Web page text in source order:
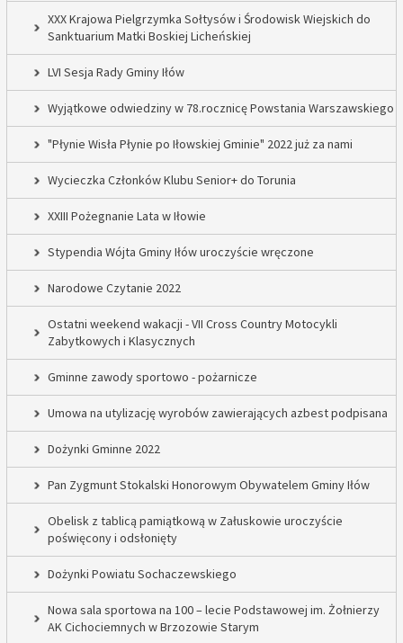
XXX Krajowa Pielgrzymka Sołtysów i Środowisk Wiejskich do
Sanktuarium Matki Boskiej Licheńskiej
LVI Sesja Rady Gminy Iłów
Wyjątkowe odwiedziny w 78.rocznicę Powstania Warszawskiego
"Płynie Wisła Płynie po Iłowskiej Gminie" 2022 już za nami
Wycieczka Członków Klubu Senior+ do Torunia
XXIII Pożegnanie Lata w Iłowie
Stypendia Wójta Gminy Iłów uroczyście wręczone
Narodowe Czytanie 2022
Ostatni weekend wakacji - VII Cross Country Motocykli
Zabytkowych i Klasycznych
Gminne zawody sportowo - pożarnicze
Umowa na utylizację wyrobów zawierających azbest podpisana
Dożynki Gminne 2022
Pan Zygmunt Stokalski Honorowym Obywatelem Gminy Iłów
Obelisk z tablicą pamiątkową w Załuskowie uroczyście
poświęcony i odsłonięty
Dożynki Powiatu Sochaczewskiego
Nowa sala sportowa na 100 – lecie Podstawowej im. Żołnierzy
AK Cichociemnych w Brzozowie Starym